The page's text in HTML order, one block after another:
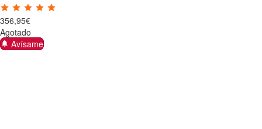
356,95€
Agotado
Avísame